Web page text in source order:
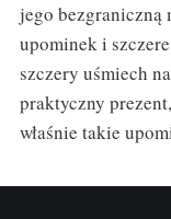
jego bezgraniczną
upominek i
szczery uśmiech
praktyczny
właśnie takie